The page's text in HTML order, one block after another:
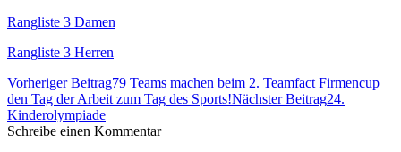
Rangliste 3 Damen
Rangliste 3 Herren
Beitrags-
Navigation
Vorheriger Beitrag79 Teams machen beim 2. Teamfact Firmencup
den Tag der Arbeit zum Tag des Sports!Nächster Beitrag24.
Kinderolympiade
Schreibe einen Kommentar